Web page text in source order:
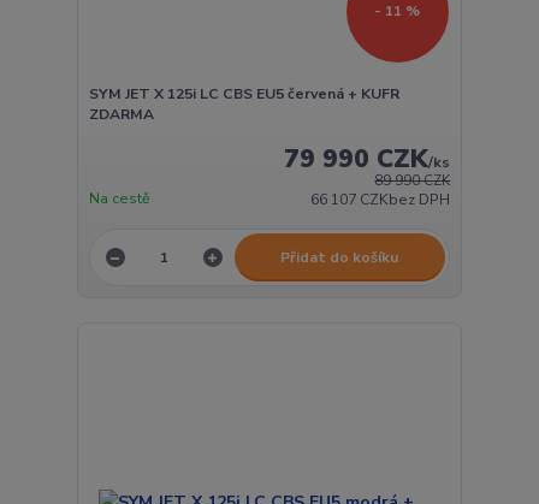
- 11 %
SYM JET X 125i LC CBS EU5 červená + KUFR
ZDARMA
89 990 CZK
79 990 CZK/ks
66 107 CZKbez DPH
Na cestě
Přidat do košíku